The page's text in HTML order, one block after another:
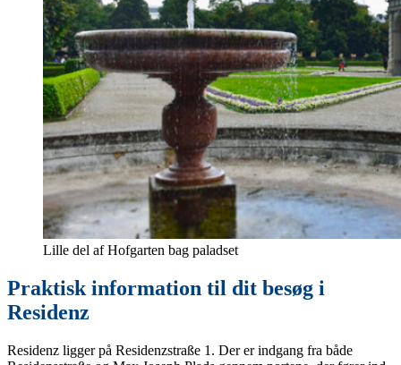
Lille del af Hofgarten bag paladset
Praktisk information til dit besøg i
Residenz
Residenz ligger på Residenzstraße 1. Der er indgang fra både